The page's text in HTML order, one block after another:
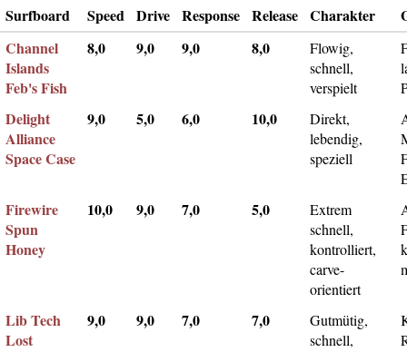
Surfboard Speed Drive Response Release Charakter
Channel
Islands
Feb's Fish
8,0 9,0 9,0 8,0
Flowig,
schnell,
verspielt
Delight
Alliance
Space Case
9,0 5,0 6,0 10,0
Direkt,
lebendig,
speziell
Firewire
Spun
Honey
10,0 9,0 7,0 5,0
Extrem
schnell,
kontrolliert,
carve-
orientiert
Lib Tech
Lost
9,0 9,0 7,0 7,0
Gutmütig,
schnell,